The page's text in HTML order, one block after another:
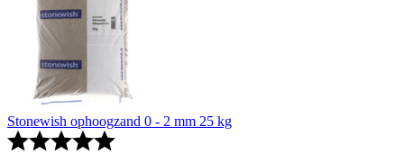
Stonewish ophoogzand 0 - 2 mm 25 kg